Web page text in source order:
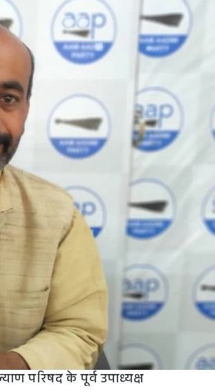
परिषद के पूर्व उपाध्यक्ष